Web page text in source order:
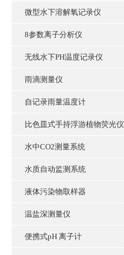
微型水下溶解氧记录仪
8参数离子分析仪
无线水下PH温度记录仪
雨滴测量仪
自记录雨量温度计
比色皿式手持浮游植物荧光仪
水中CO2测量系统
水质自动监测系统
液体污染物取样器
温盐深测量仪
便携式pH 离子计